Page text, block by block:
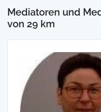
Mediatoren und
von 29 km